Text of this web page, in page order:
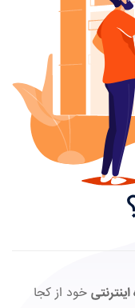
خود از کجا